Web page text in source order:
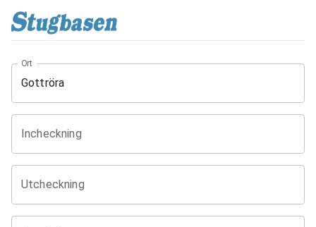
Ort
Incheckning
Utcheckning